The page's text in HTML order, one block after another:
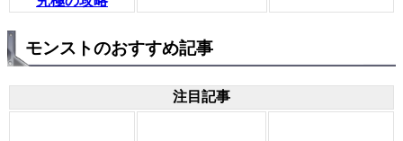
モンストのおすすめ記事
注目記事